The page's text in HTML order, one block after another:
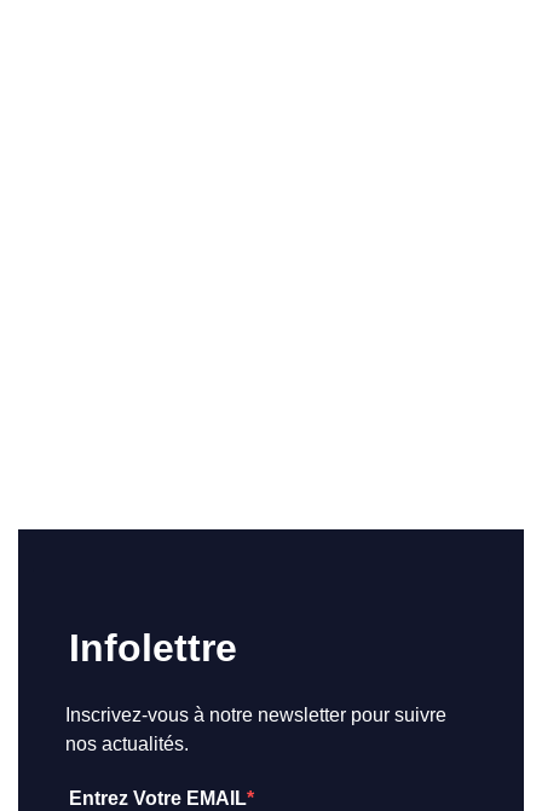
Infolettre
Inscrivez-vous à notre newsletter pour suivre
nos actualités.
Entrez Votre EMAIL